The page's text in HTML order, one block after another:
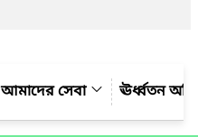
আমাদের সেবা ঊর্ধ্বতন